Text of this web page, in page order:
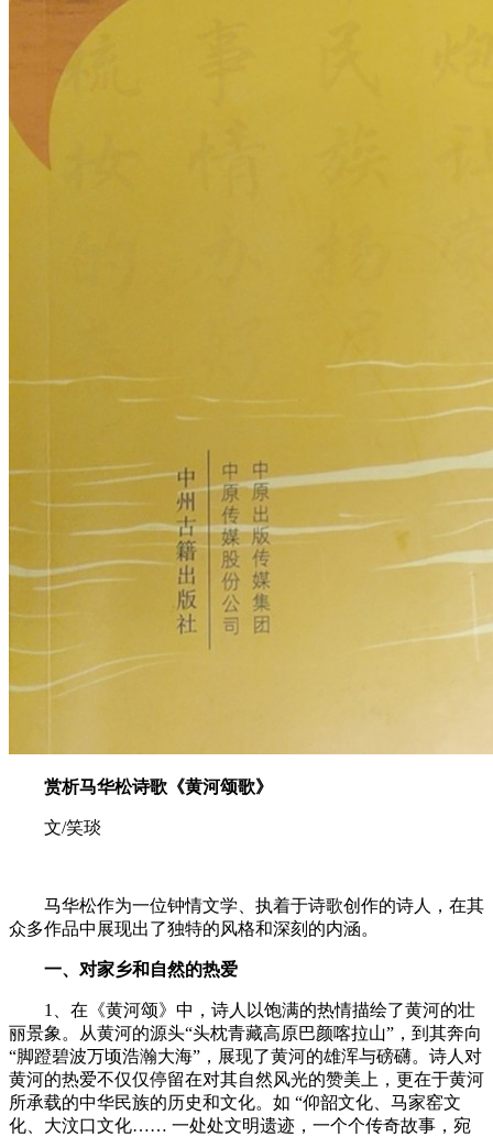
赏析马华松诗歌《黄河颂歌》
文/笑琰
马华松作为一位钟情文学、执着于诗歌创作的诗人，在其
众多作品中展现出了独特的风格和深刻的内涵。
一、对家乡和自然的热爱
1、在《黄河颂》中，诗人以饱满的热情描绘了黄河的壮
丽景象。从黄河的源头“头枕青藏高原巴颜喀拉山”，到其奔向
“脚蹬碧波万顷浩瀚大海”，展现了黄河的雄浑与磅礴。诗人对
黄河的热爱不仅仅停留在对其自然风光的赞美上，更在于黄河
所承载的中华民族的历史和文化。如 “仰韶文化、马家窑文
化、大汶口文化…… 一处处文明遗迹，一个个传奇故事，宛